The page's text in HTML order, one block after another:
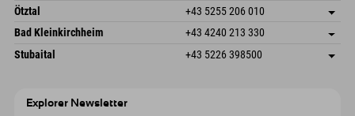
Oostenrijk
Booking
Freizeitpark 10
Oostenrijk
Adres opslaan
Booking
Ötztal +43 5255 206 010
Gscheat 14
Oostenrijk
Adres opslaan
Booking
Bad Kleinkirchheim +43 4240 213 330
Dorfstraße 24
Adres opslaan
Stubaital +43 5226 398500
Explorer Newsletter